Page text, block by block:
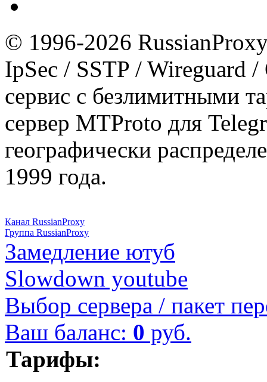
© 1996-2026
IpSec / SSTP / Wireguard
сервис с безлимитными
сервер MTProto для
географически
1999 года.
Канал RussianProxy
Группа RussianProxy
Замедление ютуб
Slowdown youtube
Выбор сервера / пакет
Ваш баланс: 0 руб.
Тарифы: